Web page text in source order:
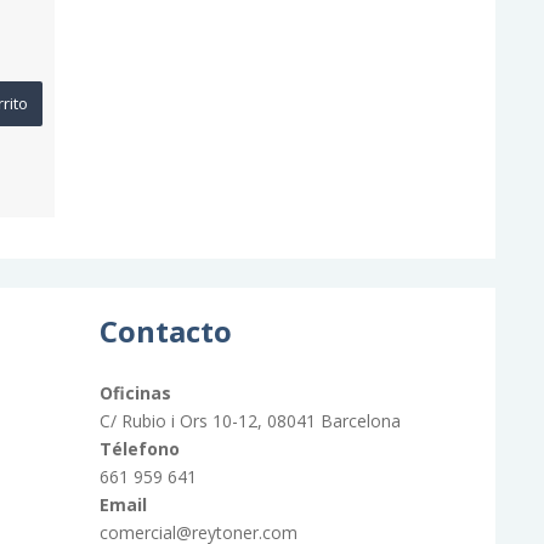
Contacto
Oficinas
C/ Rubio i Ors 10-12, 08041 Barcelona
Télefono
661 959 641
Email
comercial@reytoner.com